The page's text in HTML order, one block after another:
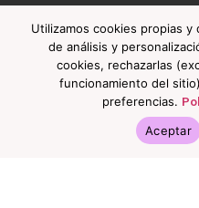
Utilizamos cookies propias
de análisis y
cookies, rechazarlas
funcionamiento del
preferencias.
Aceptar